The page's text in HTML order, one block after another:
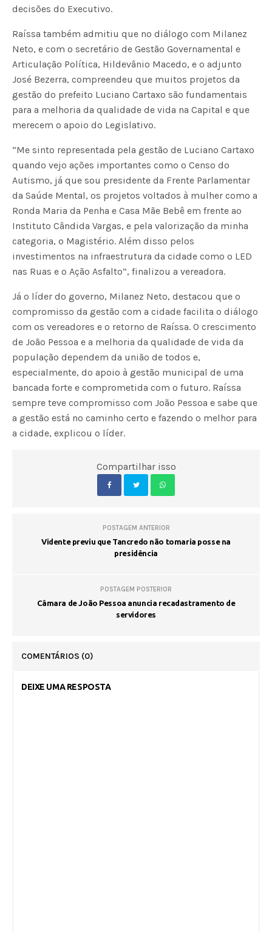
decisões do Executivo.
Raíssa também admitiu que no diálogo com Milanez
Neto, e com o secretário de Gestão Governamental e
Articulação Política, Hildevânio Macedo, e o adjunto
José Bezerra, compreendeu que muitos projetos da
gestão do prefeito Luciano Cartaxo são fundamentais
para a melhoria da qualidade de vida na Capital e que
merecem o apoio do Legislativo.
“Me sinto representada pela gestão de Luciano Cartaxo
quando vejo ações importantes como o Censo do
Autismo, já que sou presidente da Frente Parlamentar
da Saúde Mental, os projetos voltados à mulher como a
Ronda Maria da Penha e Casa Mãe Bebê em frente ao
Instituto Cândida Vargas, e pela valorização da minha
categoria, o Magistério. Além disso pelos
investimentos na infraestrutura da cidade como o LED
nas Ruas e o Ação Asfalto”, finalizou a vereadora.
Já o líder do governo, Milanez Neto, destacou que o
compromisso da gestão com a cidade facilita o diálogo
com os vereadores e o retorno de Raíssa. O crescimento
de João Pessoa e a melhoria da qualidade de vida da
população dependem da união de todos e,
especialmente, do apoio à gestão municipal de uma
bancada forte e comprometida com o futuro. Raíssa
sempre teve compromisso com João Pessoa e sabe que
a gestão está no caminho certo e fazendo o melhor para
a cidade, explicou o líder.
Compartilhar isso
POSTAGEM ANTERIOR
Vidente previu que Tancredo não tomaria posse na
presidência
POSTAGEM POSTERIOR
Câmara de João Pessoa anuncia recadastramento de
servidores
COMENTÁRIOS (0)
DEIXE UMA RESPOSTA